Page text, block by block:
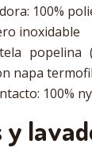
100%
inoxidable
popelina
napa
100%
y